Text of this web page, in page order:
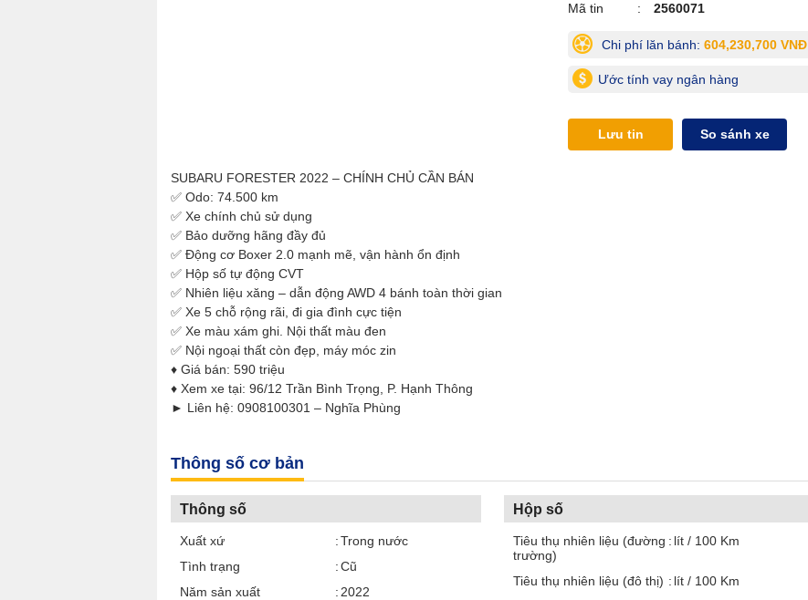
Mã tin
2560071
Chi phí lăn bánh: 604,230,700 VNĐ
Ước tính vay ngân hàng
Lưu tin So sánh xe
SUBARU FORESTER 2022 – CHÍNH CHỦ CẦN BÁN
✅ Odo: 74.500 km
✅ Xe chính chủ sử dụng
✅ Bảo dưỡng hãng đầy đủ
✅ Động cơ Boxer 2.0 mạnh mẽ, vận hành ổn định
✅ Hộp số tự động CVT
✅ Nhiên liệu xăng – dẫn động AWD 4 bánh toàn thời gian
✅ Xe 5 chỗ rộng rãi, đi gia đình cực tiện
✅ Xe màu xám ghi. Nội thất màu đen
✅ Nội ngoại thất còn đẹp, máy móc zin
♦ Giá bán: 590 triệu
♦ Xem xe tại: 96/12 Trần Bình Trọng, P. Hạnh Thông
► Liên hệ: 0908100301 – Nghĩa Phùng
Thông số cơ bản
Thông số
Xuất xứ
Trong nước
Tình trạng
Cũ
Năm sản xuất
2022
Hộp số
Tiêu thụ nhiên liệu (đường
trường)
lít / 100 Km
Tiêu thụ nhiên liệu (đô thị) lít / 100 Km